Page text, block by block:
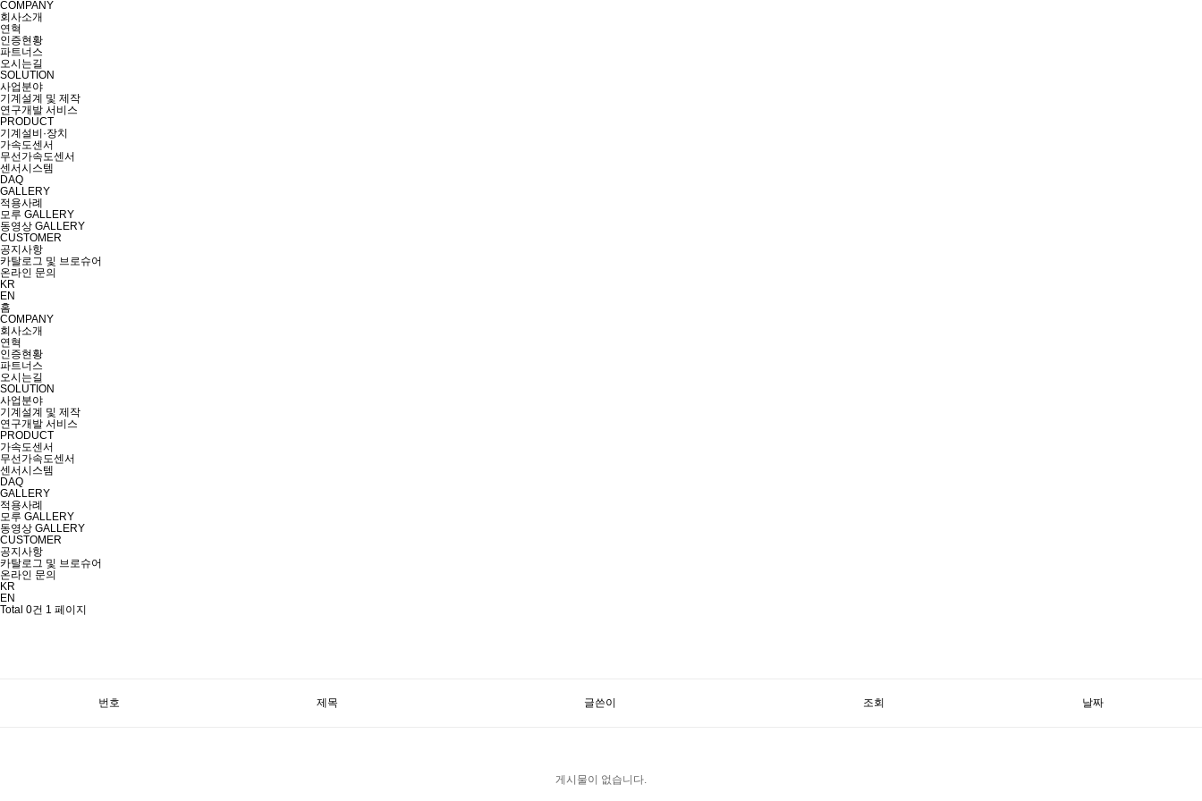
COMPANY
회사소개
연혁
인증현황
파트너스
오시는길
SOLUTION
사업분야
기계설계 및 제작
연구개발 서비스
PRODUCT
기계설비·장치
가속도센서
무선가속도센서
센서시스템
DAQ
GALLERY
적용사례
모루 GALLERY
동영상 GALLERY
CUSTOMER
공지사항
카탈로그 및 브로슈어
온라인 문의
KR
EN
홈
COMPANY
회사소개
연혁
인증현황
파트너스
오시는길
SOLUTION
사업분야
기계설계 및 제작
연구개발 서비스
PRODUCT
가속도센서
무선가속도센서
센서시스템
DAQ
GALLERY
적용사례
모루 GALLERY
동영상 GALLERY
CUSTOMER
공지사항
카탈로그 및 브로슈어
온라인 문의
KR
EN
Total 0건 1 페이지
번호 제목 글쓴이 조회 날짜
게시물이 없습니다.